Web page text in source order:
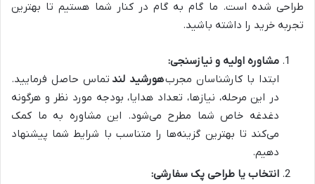
طراحی شده است. ما گام به گام در کنار شما هستیم تا بهترین
تجربه خرید را داشته باشید.
مشاوره اولیه و نیازسنجی:
ابتدا با کارشناسان مجربهورشید لند تماس حاصل فرمایید.
در این مرحله، نیازها، تعداد هدایا، بودجه مورد نظر و هرگونه
دغدغه خاص شما مطرح می‌شود. این مشاوره به ما کمک
می‌کند تا بهترین گزینه‌ها را متناسب با شرایط شما پیشنهاد
دهیم.
انتخاب یا طراحی پک سفارشی: